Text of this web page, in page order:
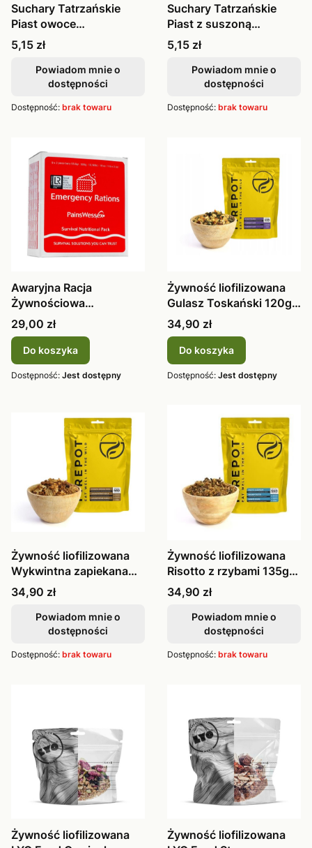
Suchary Tatrzańskie
Piast owoce
liofilizowane 70g
Cena
5,15 zł
Powiadom mnie o
dostępności
Dostępność: brak towaru
Suchary Tatrzańskie
Piast z suszoną
wołowiną 70g
Cena
5,15 zł
Powiadom mnie o
dostępności
Dostępność: brak towaru
Awaryjna Racja
Żywnościowa
wysokokaloryczna Pains
Cena
29,00 zł
Do koszyka
Dostępność: Jest dostępny
Żywność liofilizowana
Gulasz Toskański 120g
FIREPO
Cena
34,90 zł
Do koszyka
Dostępność: Jest dostępny
Żywność liofilizowana
Wykwintna zapiekana
fasola,
Cena
34,90 zł
Powiadom mnie o
dostępności
Dostępność: brak towaru
Żywność liofilizowana
Risotto z rzybami 135g
FIREP
Cena
34,90 zł
Powiadom mnie o
dostępności
Dostępność: brak towaru
Żywność liofilizowana
Żywność liofilizowana